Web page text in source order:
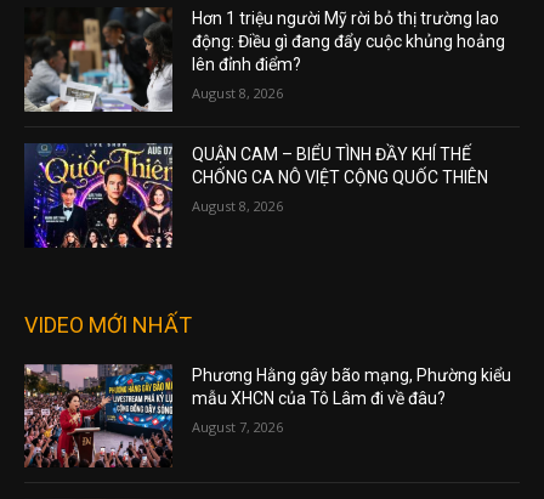
Hơn 1 triệu người Mỹ rời bỏ thị trường lao
động: Điều gì đang đẩy cuộc khủng hoảng
lên đỉnh điểm?
August 8, 2026
QUẬN CAM – BIỂU TÌNH ĐẦY KHÍ THẾ
CHỐNG CA NÔ VIỆT CỘNG QUỐC THIÊN
August 8, 2026
VIDEO MỚI NHẤT
Phương Hằng gây bão mạng, Phường kiểu
mẫu XHCN của Tô Lâm đi về đâu?
August 7, 2026